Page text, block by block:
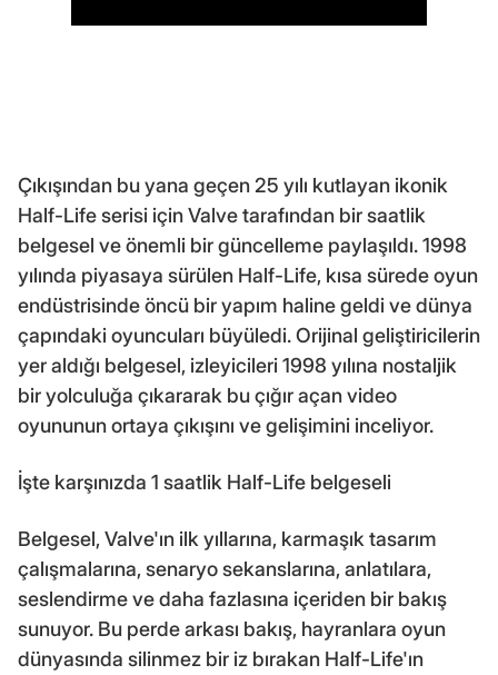
Çıkışından bu yana geçen 25 yılı kutlayan ikonik
Half-Life serisi için Valve tarafından bir saatlik
belgesel ve önemli bir güncelleme paylaşıldı. 1998
yılında piyasaya sürülen Half-Life, kısa sürede oyun
endüstrisinde öncü bir yapım haline geldi ve dünya
çapındaki oyuncuları büyüledi. Orijinal geliştiricilerin
yer aldığı belgesel, izleyicileri 1998 yılına nostaljik
bir yolculuğa çıkararak bu çığır açan video
oyununun ortaya çıkışını ve gelişimini inceliyor.
İşte karşınızda 1 saatlik Half-Life belgeseli
Belgesel, Valve'ın ilk yıllarına, karmaşık tasarım
çalışmalarına, senaryo sekanslarına, anlatılara,
seslendirme ve daha fazlasına içeriden bir bakış
sunuyor. Bu perde arkası bakış, hayranlara oyun
dünyasında silinmez bir iz bırakan Half-Life'ın